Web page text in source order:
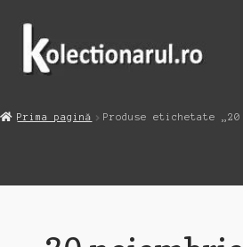
Sari
navigare
Sari
conținut
Prima pagină Produse etichetate „20